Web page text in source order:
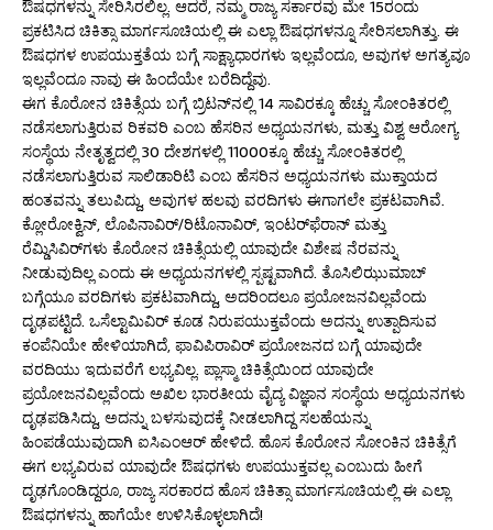
ಔಷಧಗಳನ್ನು ಸೇರಿಸಿರಲಿಲ್ಲ. ಆದರೆ, ನಮ್ಮ ರಾಜ್ಯ ಸರ್ಕಾರವು ಮೇ 15ರಂದು
ಪ್ರಕಟಿಸಿದ ಚಿಕಿತ್ಸಾ ಮಾರ್ಗಸೂಚಿಯಲ್ಲಿ ಈ ಎಲ್ಲಾ ಔಷಧಗಳನ್ನೂ ಸೇರಿಸಲಾಗಿತ್ತು. ಈ
ಔಷಧಗಳ ಉಪಯುಕ್ತತೆಯ ಬಗ್ಗೆ ಸಾಕ್ಷ್ಯಾಧಾರಗಳು ಇಲ್ಲವೆಂದೂ, ಅವುಗಳ ಅಗತ್ಯವೂ
ಇಲ್ಲವೆಂದೂ ನಾವು ಈ ಹಿಂದೆಯೇ ಬರೆದಿದ್ದೆವು.
ಈಗ ಕೊರೋನ ಚಿಕಿತ್ಸೆಯ ಬಗ್ಗೆ ಬ್ರಿಟನ್‌ನಲ್ಲಿ 14 ಸಾವಿರಕ್ಕೂ ಹೆಚ್ಚು ಸೋಂಕಿತರಲ್ಲಿ
ನಡೆಸಲಾಗುತ್ತಿರುವ ರಿಕವರಿ ಎಂಬ ಹೆಸರಿನ ಅಧ್ಯಯನಗಳು, ಮತ್ತು ವಿಶ್ವ ಆರೋಗ್ಯ
ಸಂಸ್ಥೆಯ ನೇತೃತ್ವದಲ್ಲಿ 30 ದೇಶಗಳಲ್ಲಿ 11000ಕ್ಕೂ ಹೆಚ್ಚು ಸೋಂಕಿತರಲ್ಲಿ
ನಡೆಸಲಾಗುತ್ತಿರುವ ಸಾಲಿಡಾರಿಟಿ ಎಂಬ ಹೆಸರಿನ ಅಧ್ಯಯನಗಳು ಮುಕ್ತಾಯದ
ಹಂತವನ್ನು ತಲುಪಿದ್ದು, ಅವುಗಳ ಹಲವು ವರದಿಗಳು ಈಗಾಗಲೇ ಪ್ರಕಟವಾಗಿವೆ.
ಕ್ಲೋರೋಕ್ವಿನ್, ಲೊಪಿನಾವಿರ್/ರಿಟೊನಾವಿರ್, ಇಂಟರ್‌ಫೆರಾನ್ ಮತ್ತು
ರೆಮ್ಡಿಸಿವಿರ್‌ಗಳು ಕೊರೋನ ಚಿಕಿತ್ಸೆಯಲ್ಲಿ ಯಾವುದೇ ವಿಶೇಷ ನೆರವನ್ನು
ನೀಡುವುದಿಲ್ಲ ಎಂದು ಈ ಅಧ್ಯಯನಗಳಲ್ಲಿ ಸ್ಪಷ್ಟವಾಗಿದೆ. ತೊಸಿಲಿಝುಮಾಬ್‌
ಬಗ್ಗೆಯೂ ವರದಿಗಳು ಪ್ರಕಟವಾಗಿದ್ದು, ಅದರಿಂದಲೂ ಪ್ರಯೋಜನವಿಲ್ಲವೆಂದು
ದೃಢಪಟ್ಟಿದೆ. ಒಸೆಲ್ಟಾಮಿವಿರ್ ಕೂಡ ನಿರುಪಯುಕ್ತವೆಂದು ಅದನ್ನು ಉತ್ಪಾದಿಸುವ
ಕಂಪೆನಿಯೇ ಹೇಳಿಯಾಗಿದೆ, ಫಾವಿಪಿರಾವಿರ್ ಪ್ರಯೋಜನದ ಬಗ್ಗೆ ಯಾವುದೇ
ವರದಿಯು ಇದುವರೆಗೆ ಲಭ್ಯವಿಲ್ಲ. ಪ್ಲಾಸ್ಮಾ ಚಿಕಿತ್ಸೆಯಿಂದ ಯಾವುದೇ
ಪ್ರಯೋಜನವಿಲ್ಲವೆಂದು ಅಖಿಲ ಭಾರತೀಯ ವೈದ್ಯ ವಿಜ್ಞಾನ ಸಂಸ್ಥೆಯ ಅಧ್ಯಯನಗಳು
ದೃಢಪಡಿಸಿದ್ದು, ಅದನ್ನು ಬಳಸುವುದಕ್ಕೆ ನೀಡಲಾಗಿದ್ದ ಸಲಹೆಯನ್ನು
ಹಿಂಪಡೆಯುವುದಾಗಿ ಐಸಿಎಂಆರ್ ಹೇಳಿದೆ. ಹೊಸ ಕೊರೋನ ಸೋಂಕಿನ ಚಿಕಿತ್ಸೆಗೆ
ಈಗ ಲಭ್ಯವಿರುವ ಯಾವುದೇ ಔಷಧಗಳು ಉಪಯುಕ್ತವಲ್ಲ ಎಂಬುದು ಹೀಗೆ
ದೃಢಗೊಂಡಿದ್ದರೂ, ರಾಜ್ಯ ಸರಕಾರದ ಹೊಸ ಚಿಕಿತ್ಸಾ ಮಾರ್ಗಸೂಚಿಯಲ್ಲಿ ಈ ಎಲ್ಲಾ
ಔಷಧಗಳನ್ನು ಹಾಗೆಯೇ ಉಳಿಸಿಕೊಳ್ಳಲಾಗಿದೆ!